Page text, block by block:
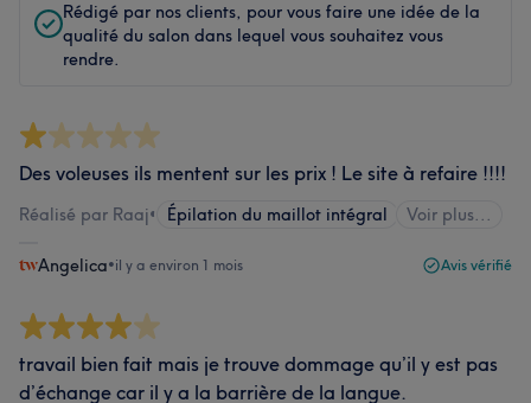
Rédigé par nos clients, pour vous faire une idée de la
qualité du salon dans lequel vous souhaitez vous
rendre.
Des voleuses ils mentent sur les prix ! Le site à refaire !!!!
Réalisé par Raaj• Épilation du maillot intégral Voir plus...
Angelica•il y a environ 1 mois Avis vérifié
travail bien fait mais je trouve dommage qu’il y est pas
d’échange car il y a la barrière de la langue.